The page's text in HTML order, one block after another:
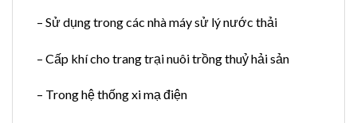
– Sử dụng trong các nhà máy sử lý nước thải
– Cấp khí cho trang trại nuôi trồng thuỷ hải sản
– Trong hệ thống xi mạ điện